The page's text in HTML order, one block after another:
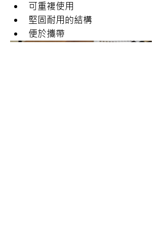
可重複使用
堅固耐用的結構
便於攜帶